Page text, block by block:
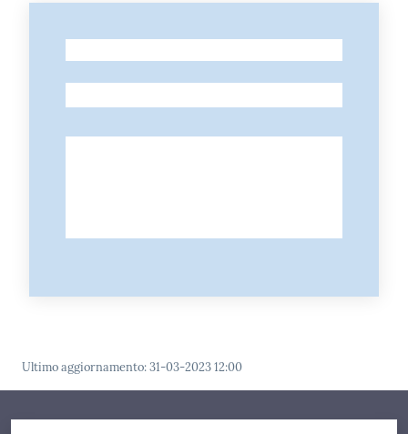
-
Ultimo aggiornamento:31-03-2023 12:00